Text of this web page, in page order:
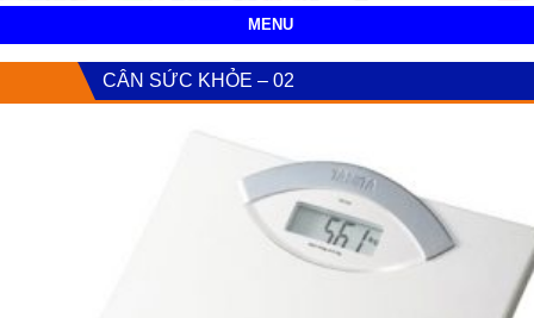
MENU
CÂN SỨC KHỎE – 02